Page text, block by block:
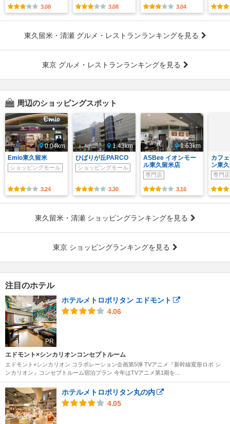
3.08 3.08 3.04
東久留米・清瀬 グルメ・レストランランキングを見る
東京 グルメ・レストランランキングを見る
周辺のショッピングスポット
0.04km
Emio東久留米
ショッピングモール
3.24
1.43km
ひばりが丘PARCO
ショッピングモール
3.30
1.63km
ASBee イオンモー
ル東久留米店
専門店
3.16
カフ
ン東
専門店
東久留米・清瀬 ショッピングランキングを見る
東京 ショッピングランキングを見る
注目のホテル
PR
ホテルメトロポリタン エドモント
4.06
エドモント×シンカリオンコンセプトルーム
エドモント×シンカリオン コラボレーション企画第5弾 TVアニメ『新幹線変形ロボ シ
ンカリオン』コンセプトルーム宿泊プラン 今年はTVアニメ第1期を...
ホテルメトロポリタン丸の内
4.05